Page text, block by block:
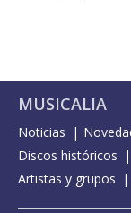
MUSICALIA
Noticias
Discos históricos
Artistas y grupos